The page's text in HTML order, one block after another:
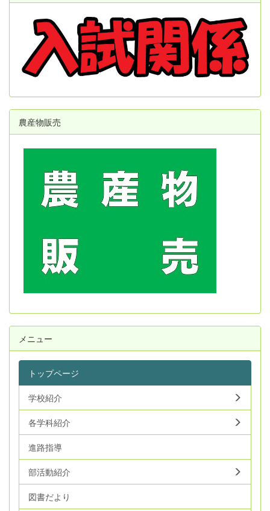
農産物販売
メニュー
トップページ
学校紹介
各学科紹介
進路指導
部活動紹介
図書だより